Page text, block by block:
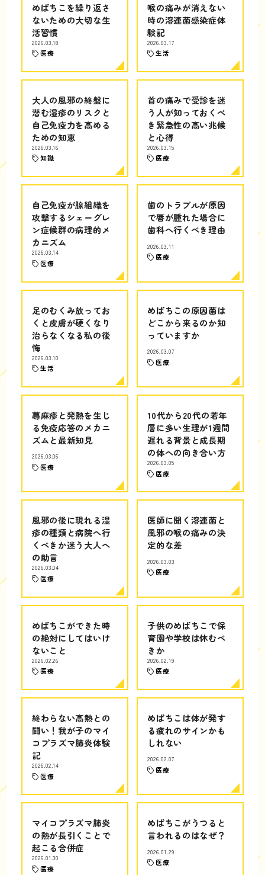
めばちこを繰り返さ
ないための大切な生
活習慣
2026.03.18
医療
喉の痛みが消えない
時の溶連菌感染症体
験記
2026.03.17
生活
大人の風邪の終盤に
潜む湿疹のリスクと
自己免疫力を高める
ための知恵
2026.03.16
知識
首の痛みで受診を迷
う人が知っておくべ
き緊急性の高い兆候
と心得
2026.03.15
医療
自己免疫が腺組織を
攻撃するシェーグレ
ン症候群の病理的メ
カニズム
2026.03.14
医療
歯のトラブルが原因
で唇が腫れた場合に
歯科へ行くべき理由
2026.03.11
医療
足のむくみ放ってお
くと皮膚が硬くなり
治らなくなる私の後
悔
2026.03.10
生活
めばちこの原因菌は
どこから来るのか知
っていますか
2026.03.07
医療
蕁麻疹と発熱を生じ
る免疫応答のメカニ
ズムと最新知見
2026.03.06
医療
10代から20代の若年
層に多い生理が1週間
遅れる背景と成長期
の体への向き合い方
2026.03.05
医療
風邪の後に現れる湿
疹の種類と病院へ行
くべきか迷う大人へ
の助言
2026.03.04
医療
医師に聞く溶連菌と
風邪の喉の痛みの決
定的な差
2026.03.03
医療
めばちこができた時
の絶対にしてはいけ
ないこと
2026.02.26
医療
子供のめばちこで保
育園や学校は休むべ
きか
2026.02.19
医療
終わらない高熱との
闘い！我が子のマイ
コプラズマ肺炎体験
記
2026.02.14
医療
めばちこは体が発す
る疲れのサインかも
しれない
2026.02.07
医療
マイコプラズマ肺炎
の熱が長引くことで
起こる合併症
2026.01.30
医療
めばちこがうつると
言われるのはなぜ？
2026.01.29
医療